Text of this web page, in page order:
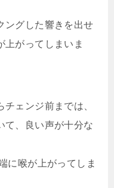
ングした響きを出せ
上がってしまいま
ェンジ前までは、
て、良い声が十分な
に喉が上がってしま